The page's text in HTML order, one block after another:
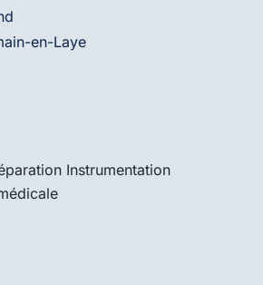
en-Laye
Instrumentation